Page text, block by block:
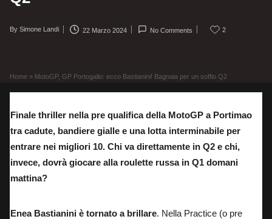
Posted
By Simone Landi 22 Marzo 2024 No Comments 2
Home » MotoGP, GP Portogallo: ecco Bastianini! Bagnaia per un soffio Q2
Finale thriller nella pre qualifica della MotoGP a Portimao
tra cadute, bandiere gialle e una lotta interminabile per
entrare nei migliori 10. Chi va direttamente in Q2 e chi,
invece, dovrà giocare alla roulette russa in Q1 domani
mattina?
Enea Bastianini è tornato a brillare. Nella Practice (o pre